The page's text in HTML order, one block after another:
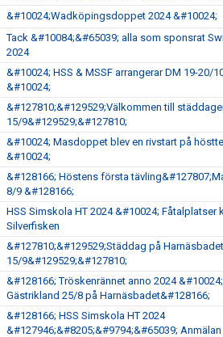
&#10024;Wadköpingsdoppet 2024 &#10024;
Tack &#10084;&#65039; alla som sponsrat
2024
&#10024; HSS & MSSF arrangerar DM 19-20/
&#10024;
&#127810;&#129529;Välkommen till
15/9&#129529;&#127810;
&#10024; Masdoppet blev en rivstart på
&#10024;
&#128166; Höstens första
8/9 &#128166;
HSS Simskola HT 2024 &#10024; Fåtalplatser
Silverfisken
&#127810;&#129529;Städdag på Harnäsbadet
15/9&#129529;&#127810;
&#128166; Tröskenrännet anno 2024
Gästrikland 25/8 på Harnäsbadet&#128166;
&#128166; HSS Simskola HT 2024
&#127946;&#8205;&#9794;&#65039; Anmälan